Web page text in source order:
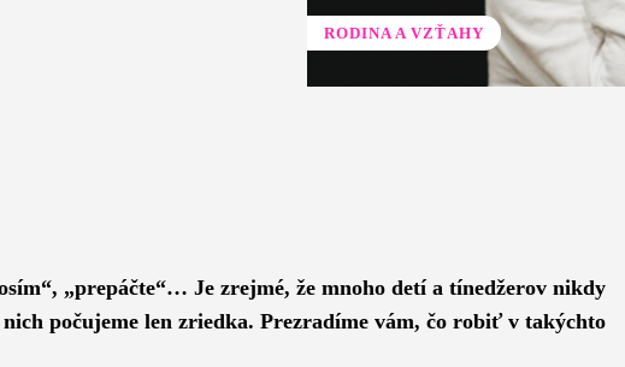
RODINA A VZŤAHY
„prepáčte“… Je zrejmé, že mnoho detí a tínedžerov nikdy
počujeme len zriedka. Prezradíme vám, čo robiť v takýchto